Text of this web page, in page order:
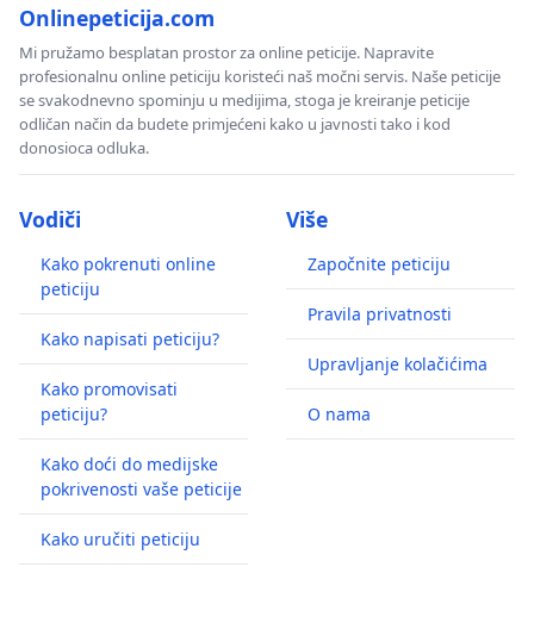
Onlinepeticija.com
Mi pružamo besplatan prostor za online peticije. Napravite
profesionalnu online peticiju koristeći naš močni servis. Naše peticije
se svakodnevno spominju u medijima, stoga je kreiranje peticije
odličan način da budete primjećeni kako u javnosti tako i kod
donosioca odluka.
Vodiči
Kako pokrenuti online
peticiju
Kako napisati peticiju?
Kako promovisati
peticiju?
Kako doći do medijske
pokrivenosti vaše peticije
Kako uručiti peticiju
Više
Započnite peticiju
Pravila privatnosti
Upravljanje kolačićima
O nama